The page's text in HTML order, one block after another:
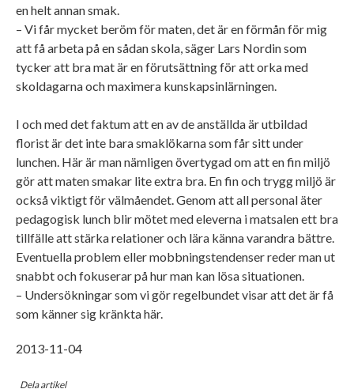
en helt annan smak.
– Vi får mycket beröm för maten, det är en förmån för mig
att få arbeta på en sådan skola, säger Lars Nordin som
tycker att bra mat är en förutsättning för att orka med
skoldagarna och maximera kunskapsinlärningen.
I och med det faktum att en av de anställda är utbildad
florist är det inte bara smaklökarna som får sitt under
lunchen. Här är man nämligen övertygad om att en fin miljö
gör att maten smakar lite extra bra. En fin och trygg miljö är
också viktigt för välmåendet. Genom att all personal äter
pedagogisk lunch blir mötet med eleverna i matsalen ett bra
tillfälle att stärka relationer och lära känna varandra bättre.
Eventuella problem eller mobbningstendenser reder man ut
snabbt och fokuserar på hur man kan lösa situationen.
– Undersökningar som vi gör regelbundet visar att det är få
som känner sig kränkta här.
2013-11-04
Dela artikel